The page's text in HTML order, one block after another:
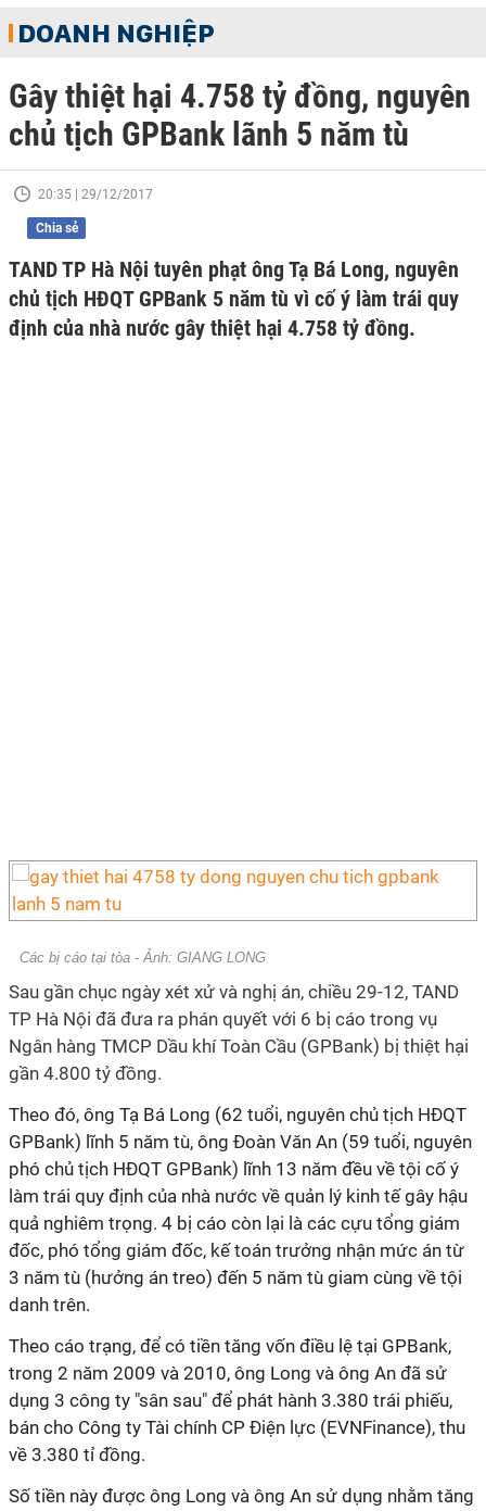
DOANH NGHIỆP
Gây thiệt hại 4.758 tỷ đồng, nguyên
chủ tịch GPBank lãnh 5 năm tù
20:35 | 29/12/2017
Chia sẻ
TAND TP Hà Nội tuyên phạt ông Tạ Bá Long, nguyên
chủ tịch HĐQT GPBank 5 năm tù vì cố ý làm trái quy
định của nhà nước gây thiệt hại 4.758 tỷ đồng.
Các bị cáo tại tòa - Ảnh: GIANG LONG
Sau gần chục ngày xét xử và nghị án, chiều 29-12, TAND
TP Hà Nội đã đưa ra phán quyết với 6 bị cáo trong vụ
Ngân hàng TMCP Dầu khí Toàn Cầu (GPBank) bị thiệt hại
gần 4.800 tỷ đồng.
Theo đó, ông Tạ Bá Long (62 tuổi, nguyên chủ tịch HĐQT
GPBank) lĩnh 5 năm tù, ông Đoàn Văn An (59 tuổi, nguyên
phó chủ tịch HĐQT GPBank) lĩnh 13 năm đều về tội cố ý
làm trái quy định của nhà nước về quản lý kinh tế gây hậu
quả nghiêm trọng. 4 bị cáo còn lại là các cựu tổng giám
đốc, phó tổng giám đốc, kế toán trưởng nhận mức án từ
3 năm tù (hưởng án treo) đến 5 năm tù giam cùng về tội
danh trên.
Theo cáo trạng, để có tiền tăng vốn điều lệ tại GPBank,
trong 2 năm 2009 và 2010, ông Long và ông An đã sử
dụng 3 công ty "sân sau" để phát hành 3.380 trái phiếu,
bán cho Công ty Tài chính CP Điện lực (EVNFinance), thu
về 3.380 tỉ đồng.
Số tiền này được ông Long và ông An sử dụng nhằm tăng